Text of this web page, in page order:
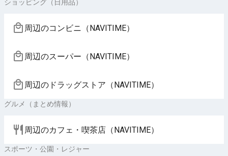
ショッピング（日用品）
周辺のコンビニ（NAVITIME）
周辺のスーパー（NAVITIME）
周辺のドラッグストア（NAVITIME）
グルメ（まとめ情報）
周辺のカフェ・喫茶店（NAVITIME）
スポーツ・公園・レジャー